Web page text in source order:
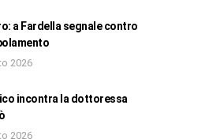
a Fardella segnale contro
2026
incontra la dottoressa
2026